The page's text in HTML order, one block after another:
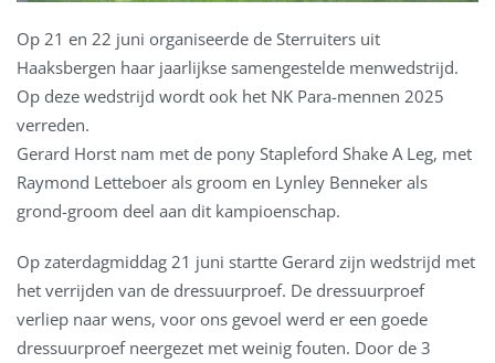
Op 21 en 22 juni organiseerde de Sterruiters uit
Haaksbergen haar jaarlijkse samengestelde menwedstrijd.
Op deze wedstrijd wordt ook het NK Para-mennen 2025
verreden.
Gerard Horst nam met de pony Stapleford Shake A Leg, met
Raymond Letteboer als groom en Lynley Benneker als
grond-groom deel aan dit kampioenschap.
Op zaterdagmiddag 21 juni startte Gerard zijn wedstrijd met
het verrijden van de dressuurproef. De dressuurproef
verliep naar wens, voor ons gevoel werd er een goede
dressuurproef neergezet met weinig fouten. Door de 3